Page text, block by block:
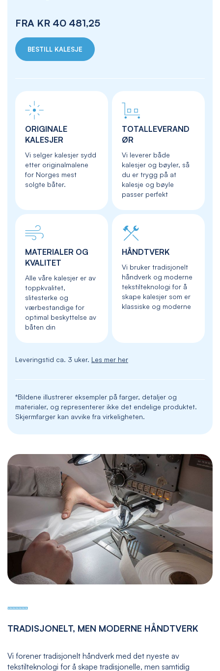
FRA KR 40 481,25
BESTILL KALESJE
ORIGINALE
KALESJER
Vi selger kalesjer sydd
etter originalmalene
for Norges mest
solgte båter.
TOTALLEVERAND
ØR
Vi leverer både
kalesjer og bøyler, så
du er trygg på at
kalesje og bøyle
passer perfekt
MATERIALER OG
KVALITET
Alle våre kalesjer er av
toppkvalitet,
slitesterke og
værbestandige for
optimal beskyttelse av
båten din
HÅNDTVERK
Vi bruker tradisjonelt
håndverk og moderne
tekstilteknologi for å
skape kalesjer som er
klassiske og moderne
Leveringstid ca. 3 uker. Les mer her
*Bildene illustrerer eksempler på farger, detaljer og
materialer, og representerer ikke det endelige produktet.
Skjermfarger kan avvike fra virkeligheten.
TRADISJONELT, MEN MODERNE HÅNDTVERK
Vi forener tradisjonelt håndverk med det nyeste av
tekstilteknologi for å skape tradisjonelle, men samtidig